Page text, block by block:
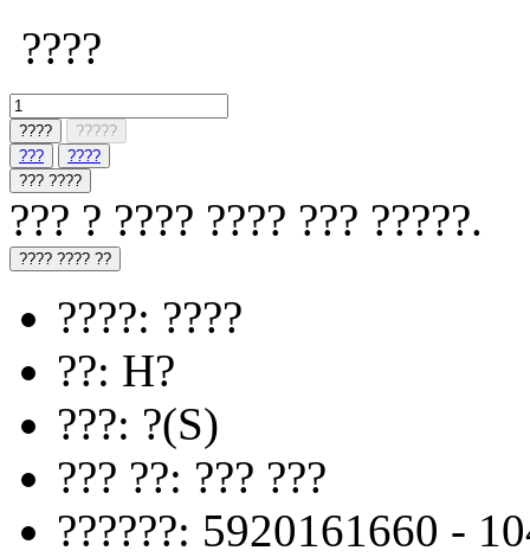
????
????
?????
???
????
??? ????
??? ? ???? ???? ??? ?????.
???? ???? ??
????: ????
??: H?
???: ?(S)
??? ??: ??? ???
??????: 5920161660 -